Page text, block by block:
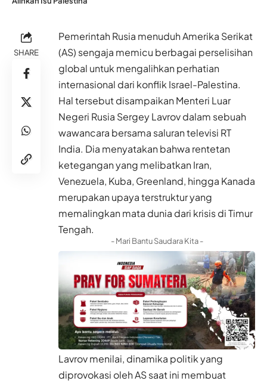
SHARE
Pemerintah Rusia menuduh Amerika Serikat
(AS) sengaja memicu berbagai perselisihan
global untuk mengalihkan perhatian
internasional dari konflik Israel-Palestina.
Hal tersebut disampaikan Menteri Luar
Negeri Rusia Sergey Lavrov dalam sebuah
wawancara bersama saluran televisi RT
India. Dia menyatakan bahwa rentetan
ketegangan yang melibatkan Iran,
Venezuela, Kuba, Greenland, hingga Kanada
merupakan upaya terstruktur yang
memalingkan mata dunia dari krisis di Timur
Tengah.
- Mari Bantu Saudara Kita -
Lavrov menilai, dinamika politik yang
diprovokasi oleh AS saat ini membuat